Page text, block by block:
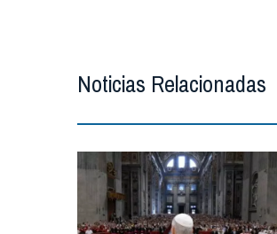
Noticias Relacionadas